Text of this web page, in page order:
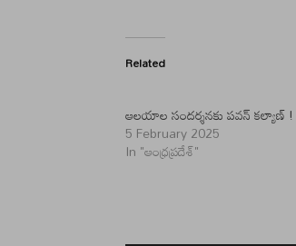
Related
ఆలయాల సందర్శనకు పవన్ కల్యాణ్ !
5 February 2025
In "ఆంధ్రప్రదేశ్"